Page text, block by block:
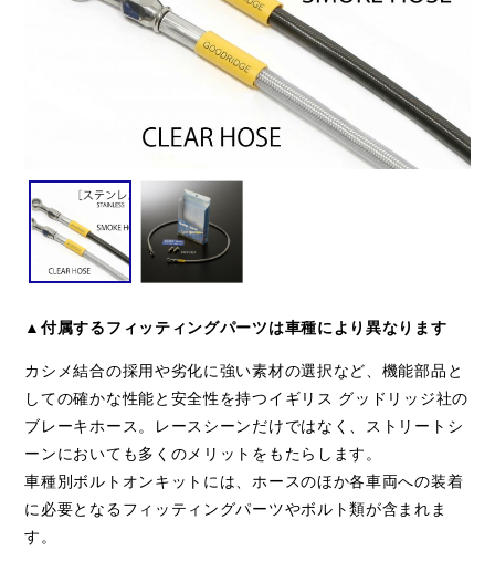
▲付属するフィッティングパーツは車種により異なります
カシメ結合の採用や劣化に強い素材の選択など、機能部品と
しての確かな性能と安全性を持つイギリス グッドリッジ社の
ブレーキホース。レースシーンだけではなく、ストリートシ
ーンにおいても多くのメリットをもたらします。
車種別ボルトオンキットには、ホースのほか各車両への装着
に必要となるフィッティングパーツやボルト類が含まれま
す。